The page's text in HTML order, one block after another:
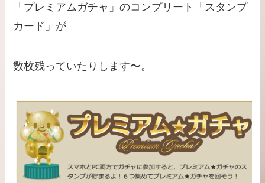
「プレミアムガチャ」のコンプリート「スタンプ
カード」が
数枚残っていたりします〜。